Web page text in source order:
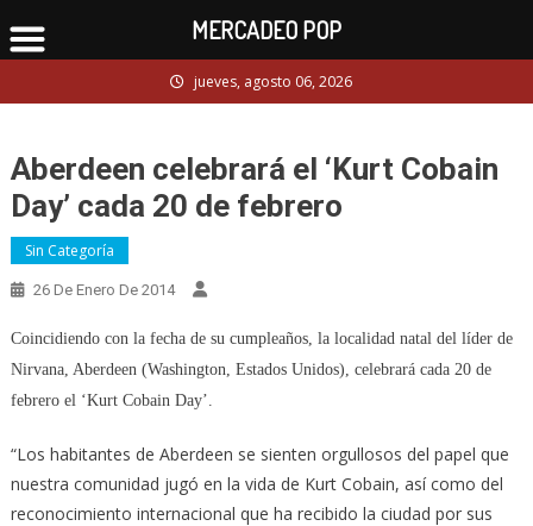
to
jueves, agosto 06, 2026
Aberdeen celebrará el ‘Kurt Cobain
Day’ cada 20 de febrero
Sin Categoría
26 De Enero De 2014
Coincidiendo con la fecha de su cumpleaños, la localidad natal del líder de
Nirvana, Aberdeen (Washington, Estados Unidos), celebrará cada 20 de
febrero el ‘Kurt Cobain Day’.
“Los habitantes de Aberdeen se sienten orgullosos del papel que
nuestra comunidad jugó en la vida de Kurt Cobain, así como del
reconocimiento internacional que ha recibido la ciudad por sus
MERCADEO POP